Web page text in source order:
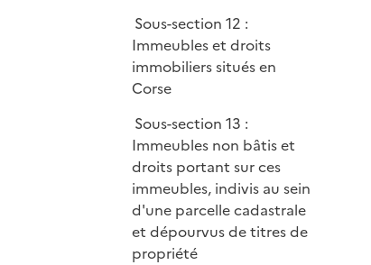
Sous-section 12 :
Immeubles et droits
immobiliers situés en
Corse
Sous-section 13 :
Immeubles non bâtis et
droits portant sur ces
immeubles, indivis au sein
d'une parcelle cadastrale
et dépourvus de titres de
propriété